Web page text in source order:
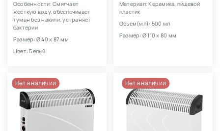
Особенности: Смягчает
жесткую воду, обеспечивает
туман без накипи, устраняет
бактерии
Размер: Ø 40 х 87 мм
Цвет: Белый
Материал: Керамика, пищевой
пластик
Объем(мл): 500 мл
Размер: Ø 110 х 80 мм
Нет в наличии Нет в наличии